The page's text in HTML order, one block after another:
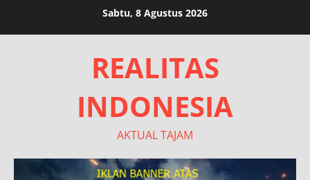
Sabtu, 8 Agustus 2026
REALITAS
INDONESIA
AKTUAL TAJAM